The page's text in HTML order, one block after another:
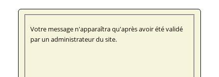
Votre message n'apparaîtra qu'après avoir été validé
par un administrateur du site.